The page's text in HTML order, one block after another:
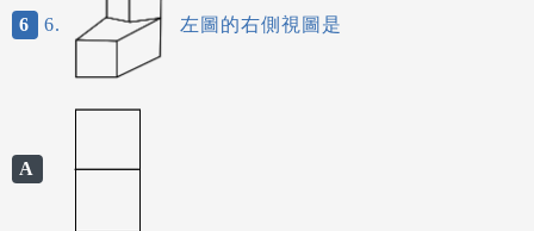
6 6. 左圖的右側視圖是
A